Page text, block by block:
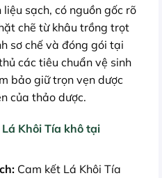
sạch, có nguồn gốc rõ
chẽ từ khâu trồng trọt
sơ chế và đóng gói tại
các tiêu chuẩn vệ sinh
bảo giữ trọn vẹn dược
của thảo dược.
Khôi Tía khô tại
Cam kết Lá Khôi Tía